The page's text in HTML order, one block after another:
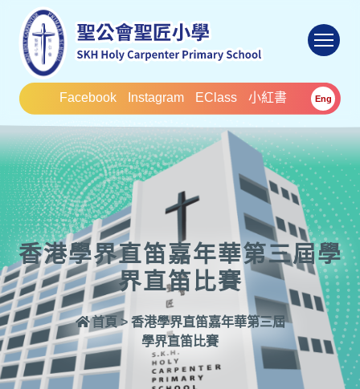
Facebook Instagram EClass 小紅書 Eng
香港學界直笛嘉年華第三屆學
界直笛比賽
首頁 > 香港學界直笛嘉年華第三屆
學界直笛比賽